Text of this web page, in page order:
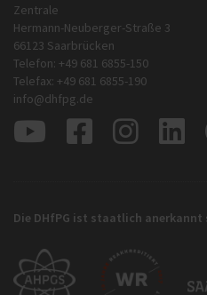
Zentrale
Hermann-Neuberger-Straße 3
66123 Saarbrücken
Telefon: +49 681 6855-150
Telefax: +49 681 6855-190
info@dhfpg.de
Die DHfPG ist staatlich